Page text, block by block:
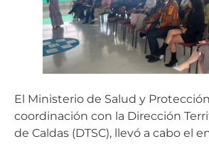
El Ministerio de Salud y
coordinación con la Dirección
de Caldas (DTSC), llevó a cabo el